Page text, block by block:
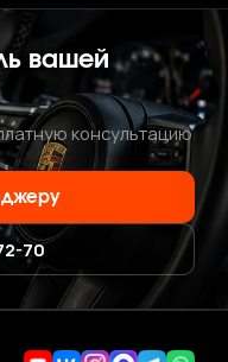
вашей
консультацию
70